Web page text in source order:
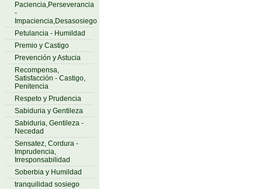
Paciencia,Perseverancia
-
Impaciencia,Desasosiego
Petulancia - Humildad
Premio y Castigo
Prevención y Astucia
Recompensa,
Satisfacción - Castigo,
Penitencia
Respeto y Prudencia
Sabiduria y Gentileza
Sabiduria, Gentileza -
Necedad
Sensatez, Cordura -
Imprudencia,
Irresponsabilidad
Soberbia y Humildad
tranquilidad sosiego